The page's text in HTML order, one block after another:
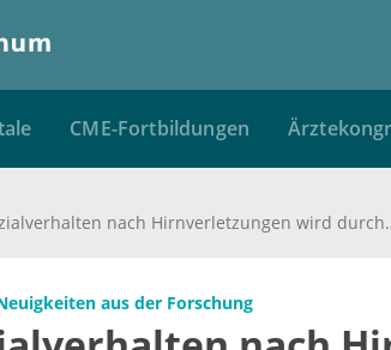
CME-Fortbildungen
Sozialverhalten
aus der Forschung